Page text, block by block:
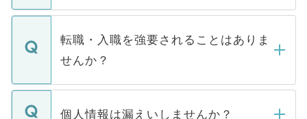
ます。通常、5営業日以内にはご連絡をせて
いただきますので、しばらくお待ちくださ
い。
マイナビDOCTORで取り扱っている求人の
うち約3割は、Webサイトからご覧いただ
けない「非公開求人」です。非公開求人は
下記の理由によって、一般には公開してい
ません。
転職・入職を強要されることはありま
せんか？
転職・入職を強要することは一切ありませ
ん。また、仮に応募先から内定をいただい
個人情報は漏えいしませんか？